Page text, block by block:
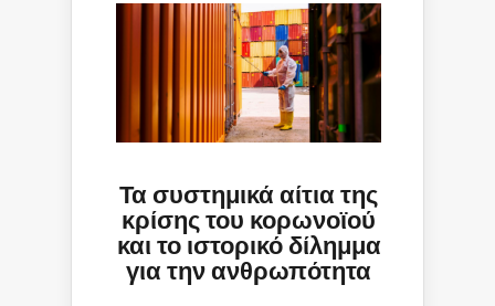
Τα συστημικά αίτια της
κρίσης του κορωνοϊού
και το ιστορικό δίλημμα
για την ανθρωπότητα